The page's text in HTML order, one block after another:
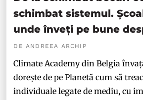
schimbat sistemul.
unde înveți pe bune
DE ANDREEA ARCHIP
Climate Academy din Belgia
dorește de pe Planetă cum să
individuale legate de mediu, cu